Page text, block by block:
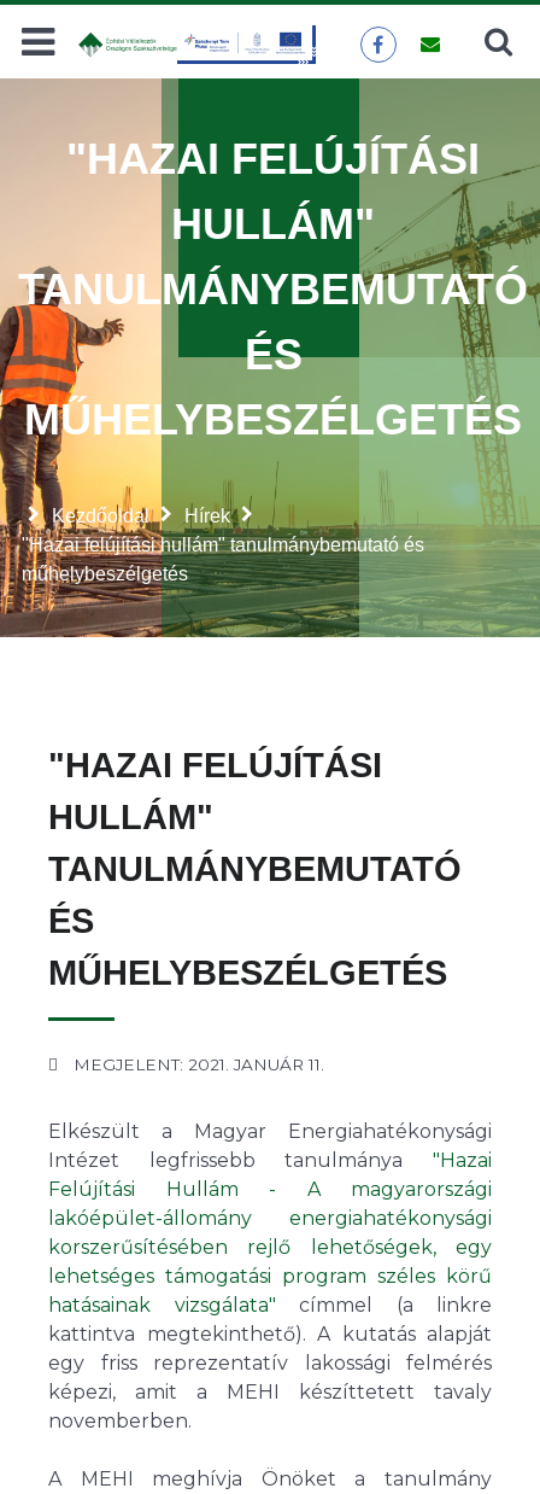
Keresés
Kezdőoldal
Hírek
"Hazai felújítási hullám" tanulmánybemutató és
műhelybeszélgetés
"HAZAI FELÚJÍTÁSI
HULLÁM"
TANULMÁNYBEMUTATÓ
ÉS
MŰHELYBESZÉLGETÉS
"HAZAI FELÚJÍTÁSI
HULLÁM"
TANULMÁNYBEMUTATÓ
ÉS
MŰHELYBESZÉLGETÉS
MEGJELENT: 2021. JANUÁR 11.
Elkészült a Magyar Energiahatékonysági
Intézet legfrissebb tanulmánya "Hazai
Felújítási Hullám - A magyarországi
lakóépület-állomány energiahatékonysági
korszerűsítésében rejlő lehetőségek, egy
lehetséges támogatási program széles körű
hatásainak vizsgálata" címmel (a linkre
kattintva megtekinthető). A kutatás alapját
egy friss reprezentatív lakossági felmérés
képezi, amit a MEHI készíttetett tavaly
novemberben.
A MEHI meghívja Önöket a tanulmány